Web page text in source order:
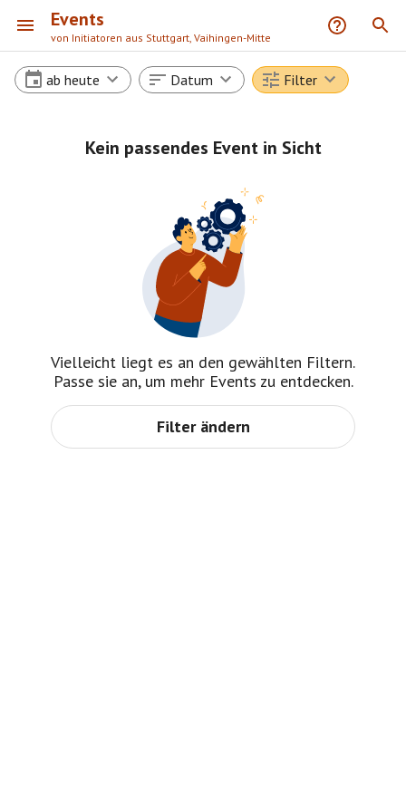
Events
von Initiatoren aus Stuttgart, Vaihingen-Mitte
ab heute Datum Filter
Kein passendes Event in Sicht
Vielleicht liegt es an den gewählten Filtern.
Passe sie an, um mehr Events zu entdecken.
Filter ändern